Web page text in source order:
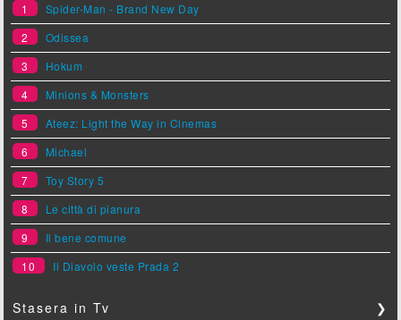
1
Spider-Man - Brand New Day
2
Odissea
3
Hokum
4
Minions & Monsters
5
Ateez: Light the Way in Cinemas
6
Michael
7
Toy Story 5
8
Le città di pianura
9
Il bene comune
10
Il Diavolo veste Prada 2
Stasera in Tv ❯